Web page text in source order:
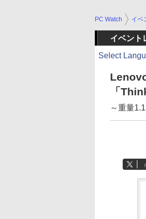
PC Watch イベ
イベント
Select
「
～重量